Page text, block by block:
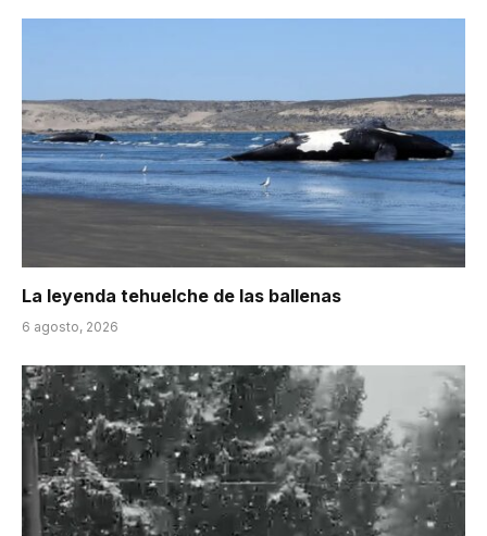
La leyenda tehuelche de las ballenas
6 agosto, 2026